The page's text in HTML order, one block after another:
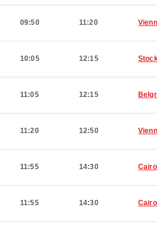
09:50 11:20
10:05 12:15
11:05 12:15
11:20 12:50
11:55 14:30 Cairo
11:55 14:30 Cairo